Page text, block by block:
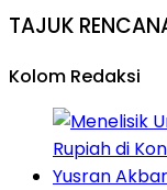
TAJUK
Kolom Redaksi